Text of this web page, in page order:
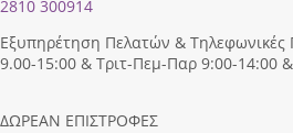
2810 300914
Εξυπηρέτηση Πελατών & Τηλεφωνικές
9.00-15:00 & Τριτ-Πεμ-Παρ 9:00-14:00
ΔΩΡΕΑΝ ΕΠΙΣΤΡΟΦΕΣ